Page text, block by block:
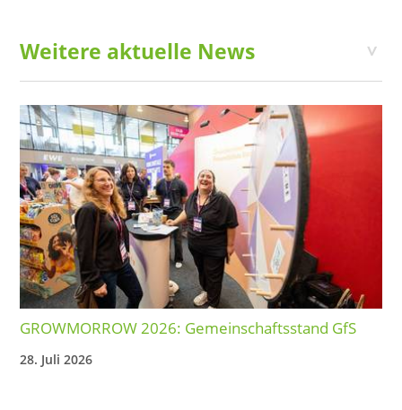
Weitere aktuelle News
GROWMORROW 2026: Gemeinschaftsstand GfS
28. Juli 2026